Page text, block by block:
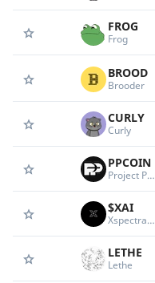
FROG
Frog
BROOD
Brooder
CURLY
Curly
PPCOIN
Project Plutus
$XAI
Xspectra Ai
LETHE
Lethe